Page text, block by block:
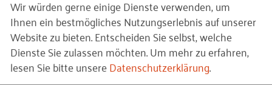
Tage der offenen Tür
Ausbildungsbotschafter
Sponsoring
Ausbildungs- und Berufsmessen
Was?Ihre Mitarbeitenden werden aktiv als
Rekrutierer für offene Stellen oder
Initiativbewerbungen.
Wir würden gerne einige Dienste verwenden, um
Ihnen ein bestmögliches Nutzungserlebnis auf unserer
Website zu bieten. Entscheiden Sie selbst, welche
Dienste Sie zulassen möchten.Um mehr zu erfahren,
lesen Sie bitte unsereDatenschutzerklärung.